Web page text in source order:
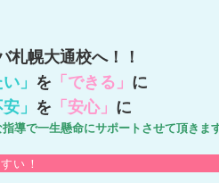
札幌大通校へ！！
」 を 「できる」 に
」 を 「安心」 に
導で一生懸命にサポートさせて頂きま
い！